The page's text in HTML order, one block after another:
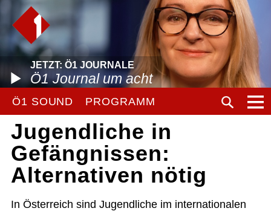
JETZT: Ö1 JOURNALE
Ö1 Journal um acht
Ö1 SOUND PROGRAMM
Jugendliche in
Gefängnissen:
Alternativen nötig
In Österreich sind Jugendliche im internationalen